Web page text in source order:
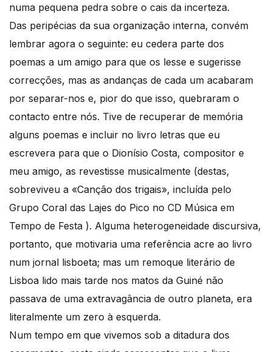
numa pequena pedra sobre o cais da incerteza.
Das peripécias da sua organização interna, convém
lembrar agora o seguinte: eu cedera parte dos
poemas a um amigo para que os lesse e sugerisse
correcções, mas as andanças de cada um acabaram
por separar-nos e, pior do que isso, quebraram o
contacto entre nós. Tive de recuperar de memória
alguns poemas e incluir no livro letras que eu
escrevera para que o Dionísio Costa, compositor e
meu amigo, as revestisse musicalmente (destas,
sobreviveu a «Canção dos trigais», incluída pelo
Grupo Coral das Lajes do Pico no CD Música em
Tempo de Festa ). Alguma heterogeneidade discursiva,
portanto, que motivaria uma referência acre ao livro
num jornal lisboeta; mas um remoque literário de
Lisboa lido mais tarde nos matos da Guiné não
passava de uma extravagância de outro planeta, era
literalmente um zero à esquerda.
Num tempo em que vivemos sob a ditadura dos